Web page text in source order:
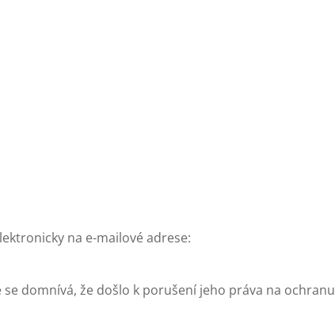
na e-mailové adrese:
domnívá, že došlo k porušení jeho práva na ochranu